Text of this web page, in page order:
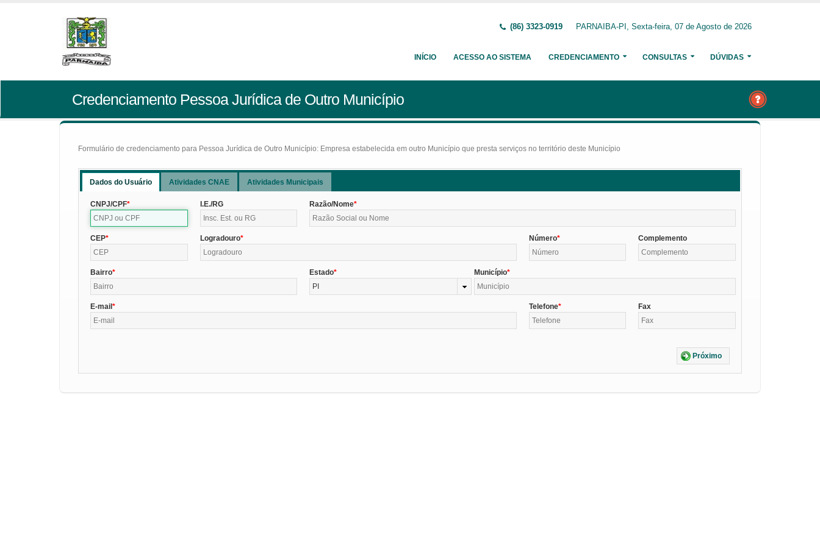
(86) 3323-0919 PARNAIBA-PI, Sexta-feira, 07 de Agosto de 2026
INÍCIO ACESSO AO SISTEMA CREDENCIAMENTO CONSULTAS DÚVIDAS
Credenciamento Pessoa Jurídica de Outro Município
Formulário de credenciamento para Pessoa Jurídica de Outro Município: Empresa estabelecida em outro Município que presta serviços no território deste Município
Dados do Usuário Atividades CNAE Atividades Municipais
CNPJ/CPF I.E./RG Razão/Nome
CEP Logradouro Número Complemento
Bairro
Estado
PI
Município
E-mail Telefone Fax
Próximo